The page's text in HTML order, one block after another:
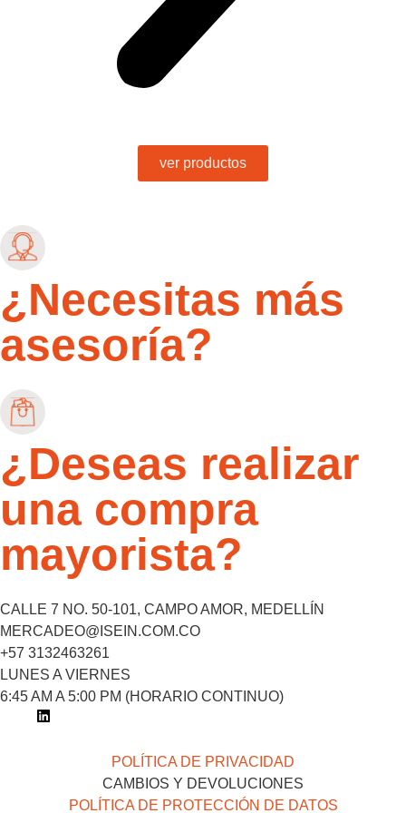
ver productos
¿Necesitas más
asesoría?
¿Deseas realizar
una compra
mayorista?
CALLE 7 NO. 50-101, CAMPO AMOR, MEDELLÍN
MERCADEO@ISEIN.COM.CO
+57 3132463261
LUNES A VIERNES
6:45 AM A 5:00 PM (HORARIO CONTINUO)
POLÍTICA DE PRIVACIDAD
CAMBIOS Y DEVOLUCIONES
POLÍTICA DE PROTECCIÓN DE DATOS